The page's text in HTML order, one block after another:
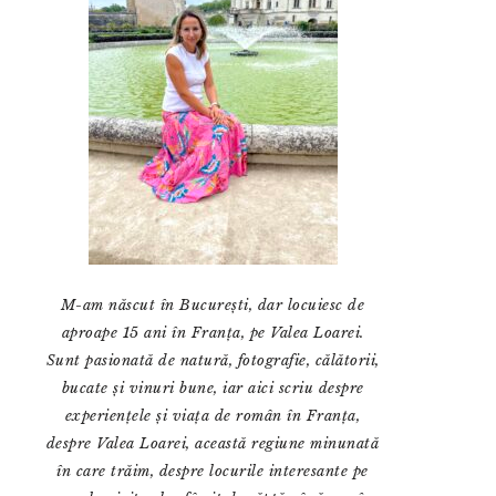
M-am născut în București, dar locuiesc de
aproape 15 ani în Franța, pe Valea Loarei.
Sunt pasionată de natură, fotografie, călătorii,
bucate și vinuri bune, iar aici scriu despre
experiențele și viața de român în Franța,
despre Valea Loarei, această regiune minunată
în care trăim, despre locurile interesante pe